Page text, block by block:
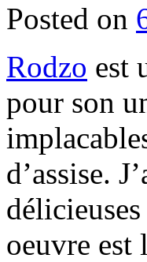
Posted on
Rodzo est
pour son
d’assise.
oeuvre